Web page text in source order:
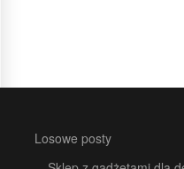
Losowe posty